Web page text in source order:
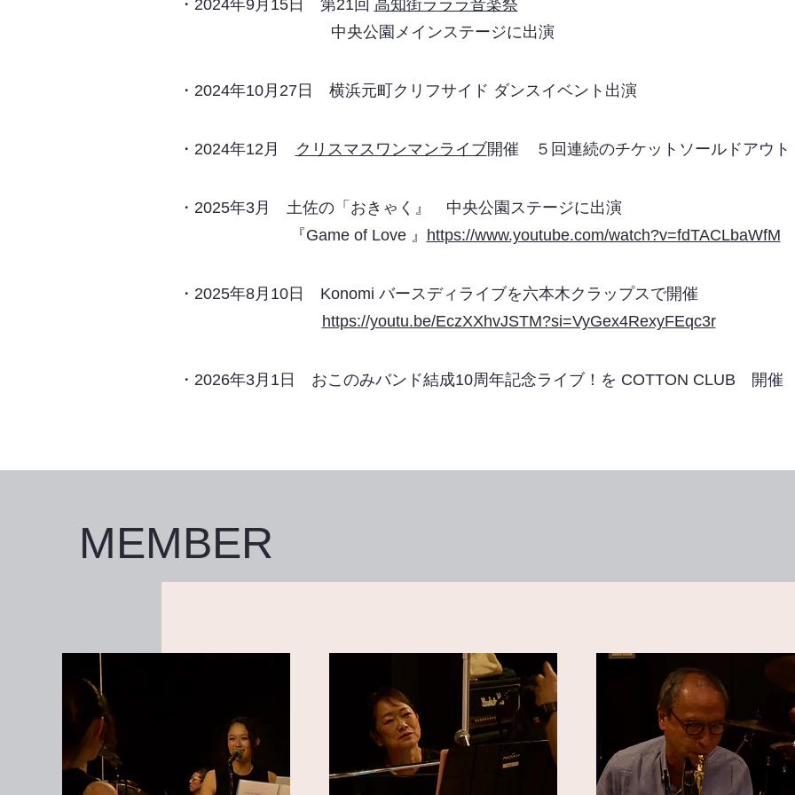
・2024年9月15日 第21回 高知街ラララ音楽祭
中央公園メインステージに出演
・2024年10月27日 横浜元町クリフサイド ダンスイベント出演
・2024年12月 クリスマスワンマンライブ開催 ５回連続のチケットソールドアウト
・2025年3月 土佐の「おきゃく』 中央公園ステージに出演
『Game of Love 』
https://www.youtube.com/watch?v=fdTACLbaWfM
・2025年8月10日 Konomi バースディライブを六本木クラップスで開催
https://youtu.be/EczXXhvJSTM?si=VyGex4RexyFEqc3r
・2026年3月1日 おこのみバンド結成10周年記念ライブ！を COTTON CLUB 開催
MEMBER